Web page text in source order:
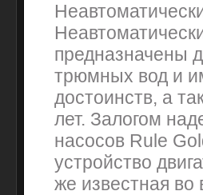
предназначены
трюмных вод и
достоинств, а
лет. Залогом
насосов Rule
устройство
же известная во